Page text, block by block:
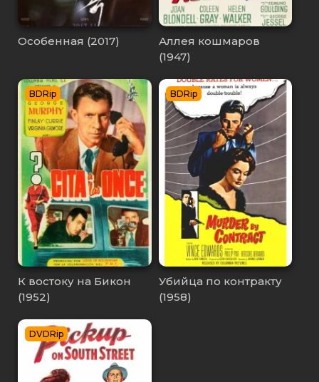
Особенная (2017)
Аллея кошмаров
(1947)
BDRip
К востоку на Бикон
(1952)
BDRip
Убийца по контракту
(1958)
DVDRip